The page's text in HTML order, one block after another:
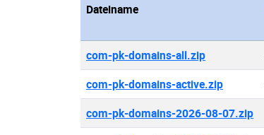
Dateiname
com-pk-domains-all.zip
com-pk-domains-active.zip
com-pk-domains-2026-08-07.zip